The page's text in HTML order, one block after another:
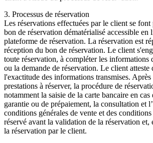
3. Processus de réservation
Les réservations effectuées par le client se
bon de réservation dématérialisé accessible en
plateforme de réservation. La réservation est
réception du bon de réservation. Le client
toute réservation, à compléter les informations
ou la demande de réservation. Le client atteste
l'exactitude des informations transmises.
prestations à réserver, la procédure de
notamment la saisie de la carte bancaire en cas
garantie ou de prépaiement, la consultation et
conditions générales de vente et des
réservé avant la validation de la réservation
la réservation par le client.